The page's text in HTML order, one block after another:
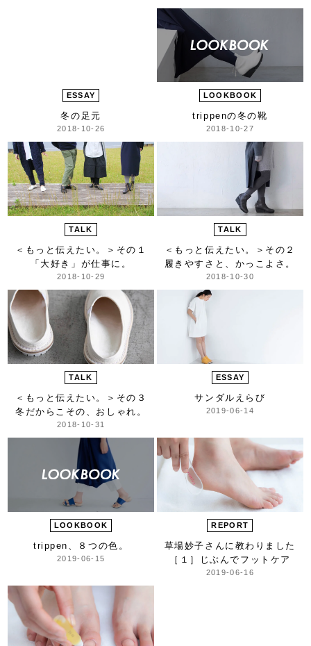
ESSAY
冬の足元
2018-10-26
LOOKBOOK
trippenの冬の靴
2018-10-27
TALK
＜もっと伝えたい。＞ その１
「大好き」が仕事に。
2018-10-29
TALK
＜もっと伝えたい。＞ その２
履きやすさと、かっこよさ。
2018-10-30
TALK
＜もっと伝えたい。＞ その３
冬だからこその、おしゃれ。
2018-10-31
ESSAY
サンダルえらび
2019-06-14
LOOKBOOK
trippen、８つの色。
2019-06-15
REPORT
草場妙子さんに教わりました
［１］
じぶんでフットケア
2019-06-16